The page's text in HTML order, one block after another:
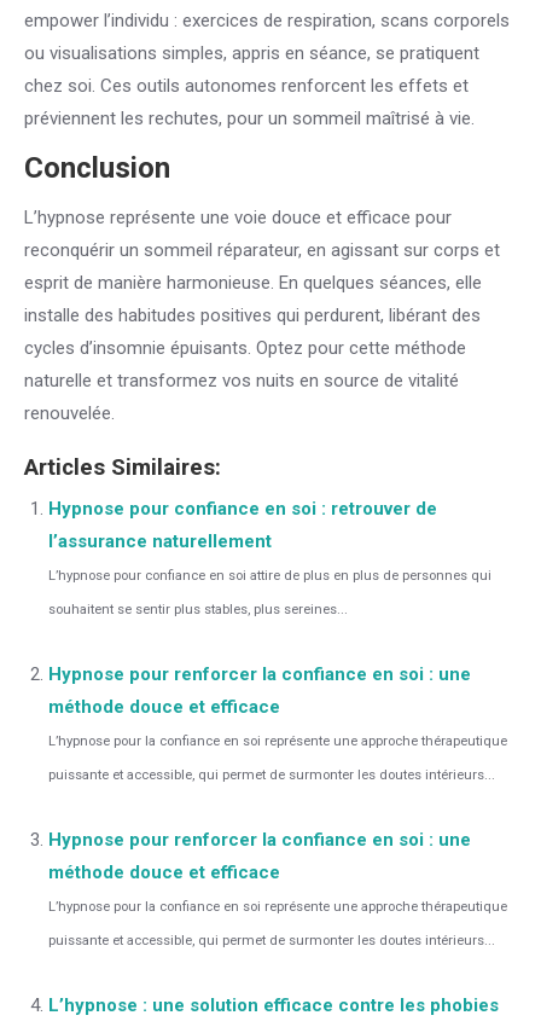
empower l’individu : exercices de respiration, scans corporels
ou visualisations simples, appris en séance, se pratiquent
chez soi. Ces outils autonomes renforcent les effets et
préviennent les rechutes, pour un sommeil maîtrisé à vie.
Conclusion
L’hypnose représente une voie douce et efficace pour
reconquérir un sommeil réparateur, en agissant sur corps et
esprit de manière harmonieuse. En quelques séances, elle
installe des habitudes positives qui perdurent, libérant des
cycles d’insomnie épuisants. Optez pour cette méthode
naturelle et transformez vos nuits en source de vitalité
renouvelée.
Articles Similaires:
Hypnose pour confiance en soi : retrouver de
l’assurance naturellement
L’hypnose pour confiance en soi attire de plus en plus de personnes qui
souhaitent se sentir plus stables, plus sereines...
Hypnose pour renforcer la confiance en soi : une
méthode douce et efficace
L’hypnose pour la confiance en soi représente une approche thérapeutique
puissante et accessible, qui permet de surmonter les doutes intérieurs...
Hypnose pour renforcer la confiance en soi : une
méthode douce et efficace
L’hypnose pour la confiance en soi représente une approche thérapeutique
puissante et accessible, qui permet de surmonter les doutes intérieurs...
L’hypnose : une solution efficace contre les phobies